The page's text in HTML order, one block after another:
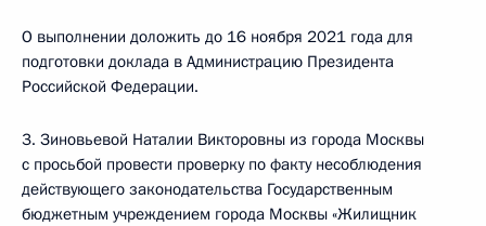
О выполнении доложить до 16 ноября 2021 года для
подготовки доклада в Администрацию Президента
Российской Федерации.
3. Зиновьевой Наталии Викторовны из города Москвы
с просьбой провести проверку по факту несоблюдения
действующего законодательства Государственным
бюджетным учреждением города Москвы «Жилищник